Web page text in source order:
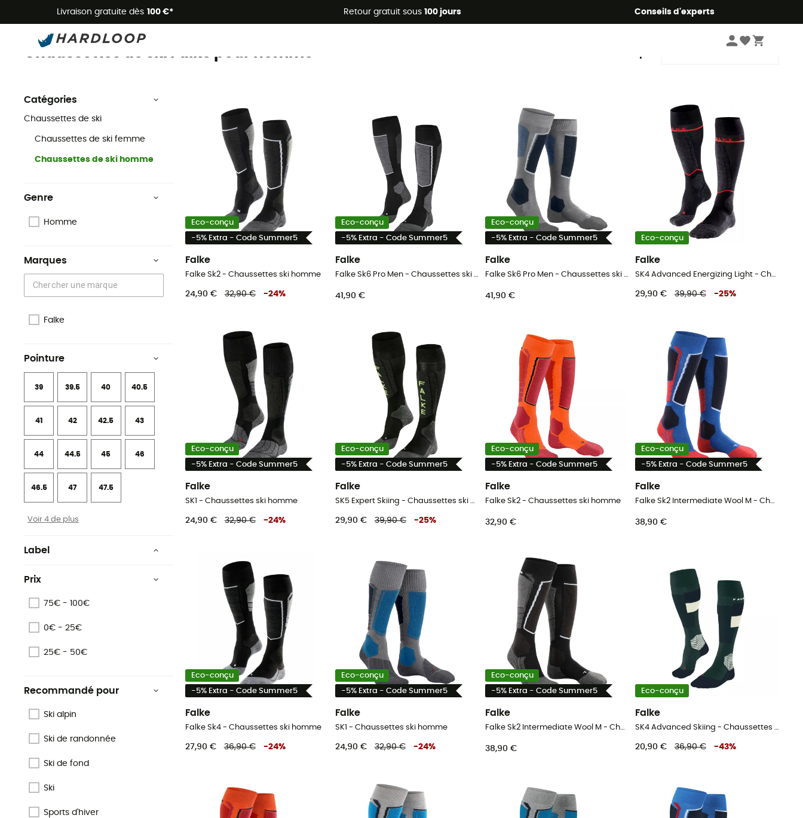
Livraison gratuite dès 100 €* Retour gratuit sous 100 jours Conseils d'experts
Promos d'été 🔥 -5 % EXTRA dès 2 produits* code Summer5
Chaussettes Chaussettes de ski
Chaussettes de ski Falke pour homme
Catégories
Chaussettes de ski
Chaussettes de ski femme
Chaussettes de ski homme
Genre
Homme
Marques
Falke
Pointure
39 39.5 40 40.5
41 42 42.5 43
44 44.5 45 46
46.5 47 47.5
Voir 4 de plus
Label
Garantie
Prix
75€ - 100€
0€ - 25€
25€ - 50€
Recommandé pour
Ski alpin
Ski de randonnée
Ski de fond
Ski
Sports d'hiver
Eco-conçu
-5% Extra - Code Summer5
Falke
Falke Sk2 - Chaussettes ski homme
24,90 € 32,90 € -24%
Eco-conçu
-5% Extra - Code Summer5
Falke
Falke Sk6 Pro Men - Chaussettes ski homme
41,90 €
Eco-conçu
-5% Extra - Code Summer5
Falke
Falke Sk6 Pro Men - Chaussettes ski homme
41,90 €
Eco-conçu
Falke
SK4 Advanced Energizing Light - Chaussettes ski homme
29,90 € 39,90 € -25%
Eco-conçu
-5% Extra - Code Summer5
Falke
SK1 - Chaussettes ski homme
24,90 € 32,90 € -24%
Eco-conçu
-5% Extra - Code Summer5
Falke
SK5 Expert Skiing - Chaussettes ski homme
29,90 € 39,90 € -25%
Eco-conçu
-5% Extra - Code Summer5
Falke
Falke Sk2 - Chaussettes ski homme
32,90 €
Eco-conçu
-5% Extra - Code Summer5
Falke
Falke Sk2 Intermediate Wool M - Chaussettes ski homme
38,90 €
Eco-conçu
-5% Extra - Code Summer5
Falke
Falke Sk4 - Chaussettes ski homme
27,90 € 36,90 € -24%
Eco-conçu
-5% Extra - Code Summer5
Falke
SK1 - Chaussettes ski homme
24,90 € 32,90 € -24%
Eco-conçu
-5% Extra - Code Summer5
Falke
Falke Sk2 Intermediate Wool M - Chaussettes ski homme
38,90 €
Eco-conçu
Falke
SK4 Advanced Skiing - Chaussettes ski homme
20,90 € 36,90 € -43%